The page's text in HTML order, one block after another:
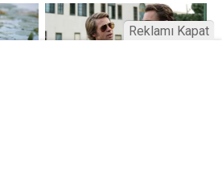
Reklamı Kapat